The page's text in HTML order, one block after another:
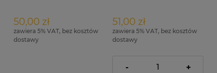
50,00 zł
zawiera 5% VAT, bez kosztów
dostawy
51,00 zł
zawiera 5% VAT, bez kosztów
dostawy
- +